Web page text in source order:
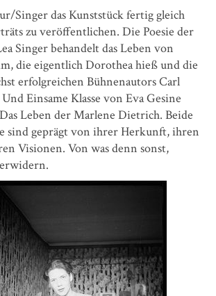
Singer das Kunststück fertig gleich
zu veröffentlichen. Die Poesie der
Singer behandelt das Leben von
die eigentlich ­Dorothea hieß und die
erfolgreichen Bühnenautors Carl
Einsame Klasse von Eva Gesine
Leben der Marlene Dietrich. Beide
sind geprägt von ihrer Herkunft, ihren
Visionen. Von was denn sonst,